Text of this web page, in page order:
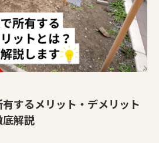
するメリット・デメリット
底解説